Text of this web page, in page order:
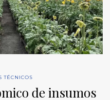
TÉCNICOS
de insumos